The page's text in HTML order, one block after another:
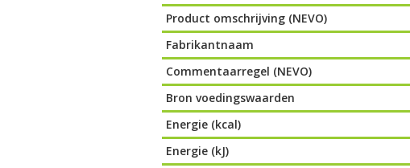
Product omschrijving (NEVO)
Fabrikantnaam
Commentaarregel (NEVO)
Bron voedingswaarden
Energie (kcal)
Energie (kJ)